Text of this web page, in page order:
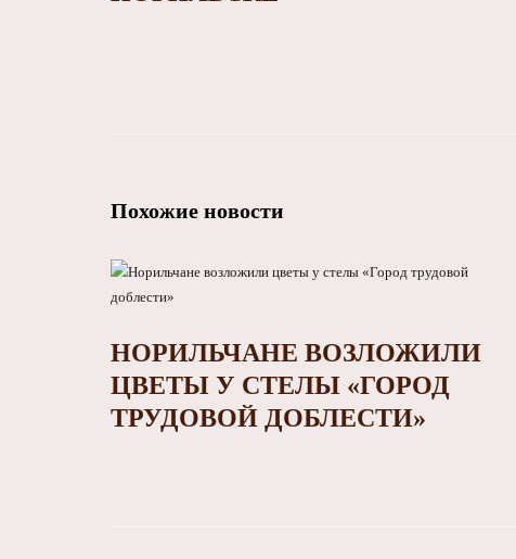
Похожие новости
НОРИЛЬЧАНЕ ВОЗЛОЖИЛИ
ЦВЕТЫ У СТЕЛЫ «ГОРОД
ТРУДОВОЙ ДОБЛЕСТИ»